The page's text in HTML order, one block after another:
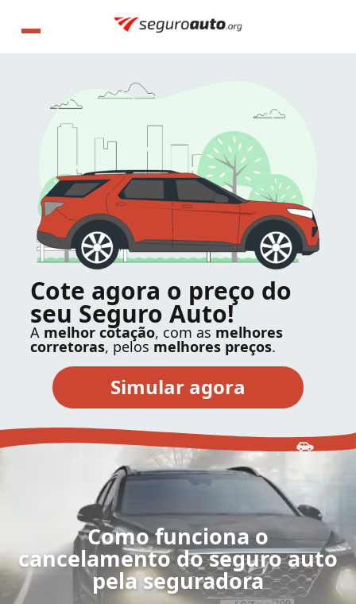
Cote agora o preço do
seu Seguro Auto!
A melhor cotação, com as melhores
corretoras, pelos melhores preços.
Como funciona o
cancelamento do seguro auto
pela seguradora